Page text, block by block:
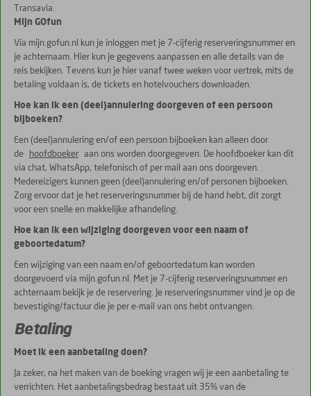
Transavia.
Mijn GOfun
Via mijn.gofun.nl kun je inloggen met je 7-cijferig reserveringsnummer en
je achternaam. Hier kun je gegevens aanpassen en alle details van de
reis bekijken. Tevens kun je hier vanaf twee weken voor vertrek, mits de
betaling voldaan is, de tickets en hotelvouchers downloaden.
Hoe kan ik een (deel)annulering doorgeven of een persoon
bijboeken?
Een (deel)annulering en/of een persoon bijboeken kan alleen door
de
hoofdboeker aan ons worden doorgegeven. De hoofdboeker kan dit
via chat, WhatsApp, telefonisch of per mail aan ons doorgeven.
Medereizigers kunnen geen (deel)annulering en/of personen bijboeken.
Zorg ervoor dat je het reserveringsnummer bij de hand hebt, dit zorgt
voor een snelle en makkelijke afhandeling.
Hoe kan ik een wijziging doorgeven voor een naam of
geboortedatum?
Een wijziging van een naam en/of geboortedatum kan worden
doorgevoerd via mijn.gofun.nl. Met je 7-cijferig reserveringsnummer en
achternaam bekijk je de reservering. Je reserveringsnummer vind je op de
bevestiging/factuur die je per e-mail van ons hebt ontvangen.
Betaling
Moet ik een aanbetaling doen?
Ja zeker, na het maken van de boeking vragen wij je een aanbetaling te
verrichten. Het aanbetalingsbedrag bestaat uit 35% van de